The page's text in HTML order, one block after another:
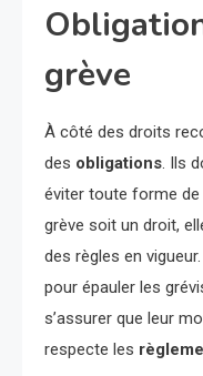
grève
À côté des droits
des obligations. Ils
éviter toute forme de
grève soit un droit,
des règles en
pour épauler les
s’assurer que leur
respecte les